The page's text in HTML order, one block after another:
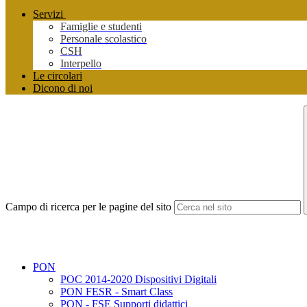
Servizi
Famiglie e studenti
Personale scolastico
CSH
Interpello
Le circolari
Dicono di noi
Campo di ricerca per le pagine del sito
PON
POC 2014-2020 Dispositivi Digitali
PON FESR - Smart Class
PON - FSE Supporti didattici